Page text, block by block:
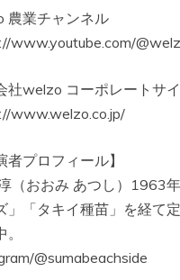
農業チャンネル
www.youtube.com/
社welzo コーポレートサ
www.welzo.co.jp/
者プロフィール】
（おおみ あつし）1963
」「タキイ種苗」を経て
@sumabeachside